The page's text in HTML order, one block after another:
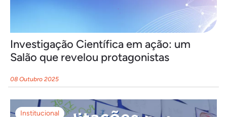
Investigação Científica em ação: um
Salão que revelou protagonistas
08 Outubro 2025
Institucional